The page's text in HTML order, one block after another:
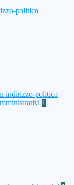
politico
indirizzo-politico
1